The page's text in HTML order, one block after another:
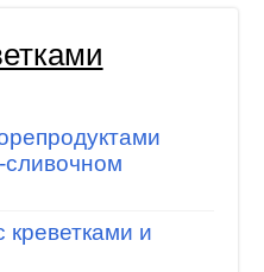
сливочном
креветками и